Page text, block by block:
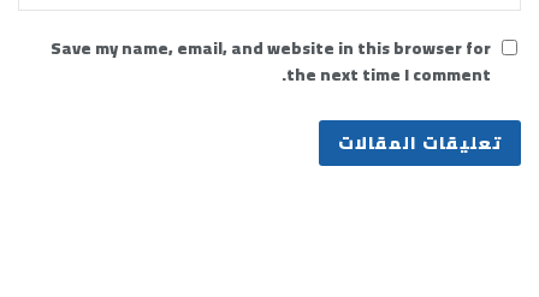
Save my name, email, and website in this browser for
the next time I comment.